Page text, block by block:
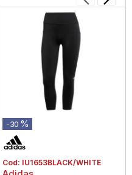
-30 %
Cod: IU1653BLACK/WHITE